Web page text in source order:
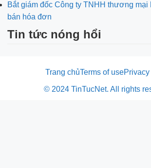
Bắt giám đốc Công ty TNHH thương mại
bán hóa đơn
Tin tức nóng hổi
Trang chủTerms of use
© 2024 TinTucNet. All rights